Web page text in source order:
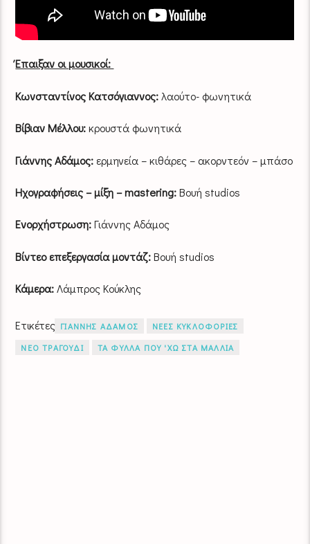
Έπαιξαν οι μουσικοί:
Κωνσταντίνος Κατσόγιαννος:λαούτο- φωνητικά
Βίβιαν Μέλλου:κρουστά φωνητικά
Γιάννης Αδάμος:ερμηνεία – κιθάρες – ακορντεόν – μπάσο
Ηχογραφήσεις – μίξη – mastering:Βουή studios
Ενορχήστρωση:Γιάννης Αδάμος
Βίντεο επεξεργασία μοντάζ:Βουή studios
Κάμερα:Λάμπρος Κούκλης
Ετικέτες ΓΙΑΝΝΗΣ ΑΔΑΜΟΣ
ΝΕΕΣ ΚΥΚΛΟΦΟΡΙΕΣ
ΝΕΟ ΤΡΑΓΟΥΔΙ
ΤΑ ΦΥΛΛΑ ΠΟΥ 'ΧΩ ΣΤΑ ΜΑΛΛΙΑ